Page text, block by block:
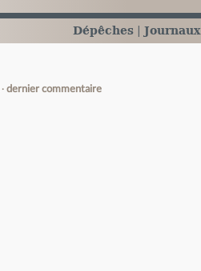
Dépêches Journaux
dernier commentaire